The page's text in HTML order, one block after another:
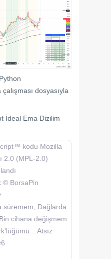
dosyasıyla
İdeal Ema Dizilim
kodu Mozilla
2.0 (MPL-2.0)
© BorsaPin
süremem, Dağlarda
cihana değişmem
Atsız